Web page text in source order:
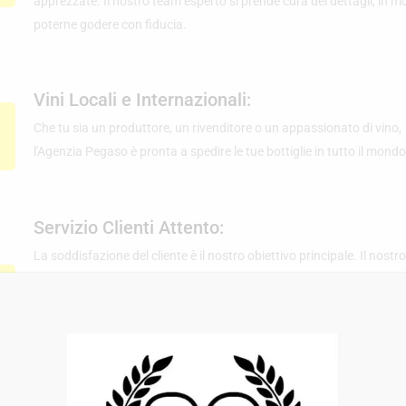
poterne godere con fiducia.
Vini Locali e Internazionali:
Che tu sia un produttore, un rivenditore o un appassionato di vino,
l'Agenzia Pegaso è pronta a spedire le tue bottiglie in tutto il
Servizio Clienti Attento:
La soddisfazione del cliente è il nostro obiettivo principale. Il